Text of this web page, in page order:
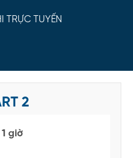
TRỰC TUYẾN
2
1 giờ